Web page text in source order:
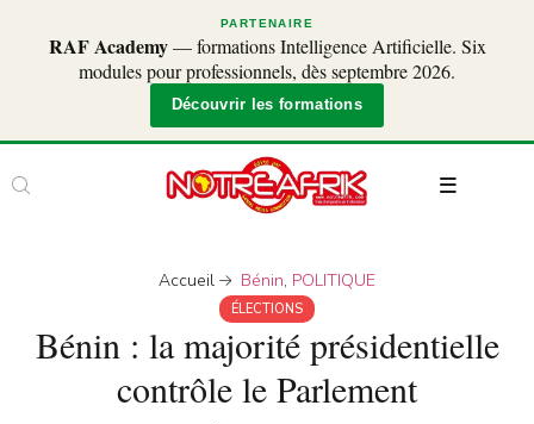
PARTENAIRE
RAF Academy— formations Intelligence Artificielle. Six
modules pour professionnels, dès septembre 2026.
Découvrir les formations
Accueil Bénin, POLITIQUE
ÉLECTIONS
Bénin : la majorité présidentielle
contrôle le Parlement